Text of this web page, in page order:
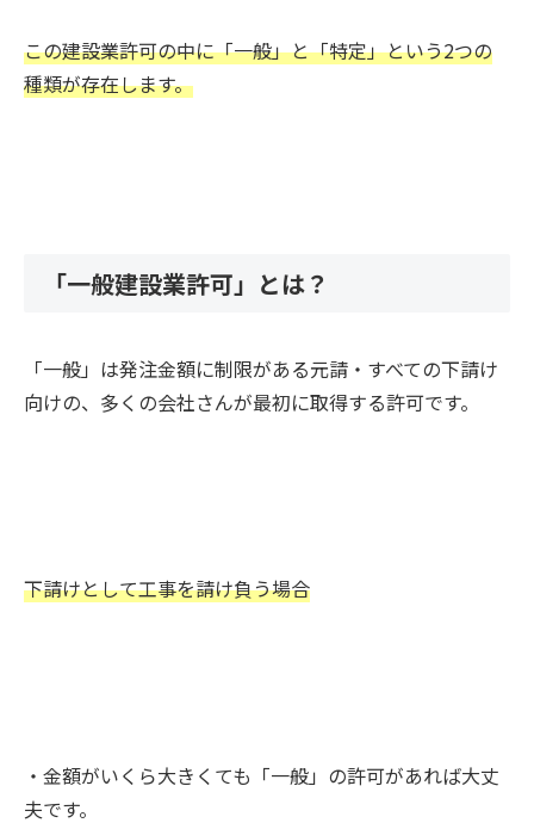
この建設業許可の中に「一般」と「特定」という2つの
種類が存在します。
「一般建設業許可」とは？
「一般」は発注金額に制限がある元請・すべての下請け
向けの、多くの会社さんが最初に取得する許可です。
下請けとして工事を請け負う場合
・金額がいくら大きくても「一般」の許可があれば大丈
夫です。